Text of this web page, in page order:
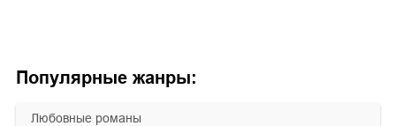
Популярные жанры:
любовные романы